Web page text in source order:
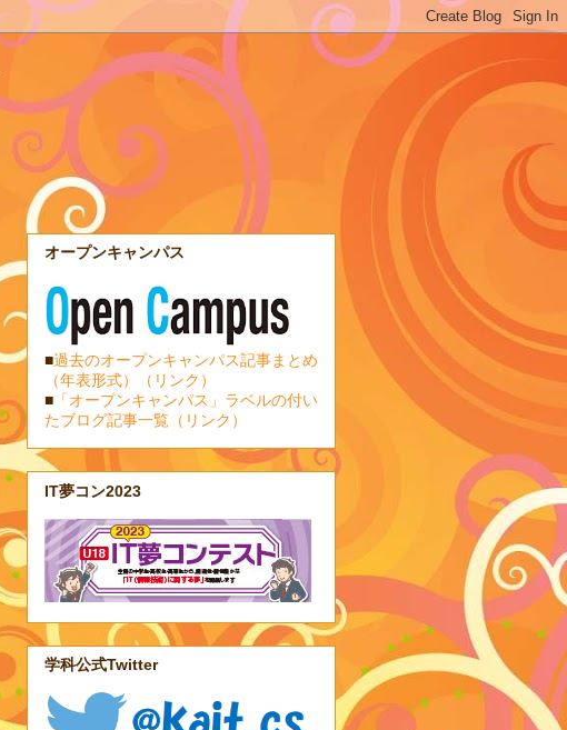
オープンキャンパス
■過去のオープンキャンパス記事まとめ
（年表形式）（リンク）
■ 「オープンキャンパス」ラベルの付い
たブログ記事一覧（リンク）
IT夢コン2023
学科公式Twitter